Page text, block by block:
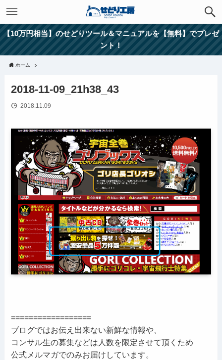
【10万円相当】のせどりツール＆マニュアルを【無料】でプレゼ
ント！
ホーム
2018-11-09_21h38_43
2018.11.09
==================
ブログではお伝え出来ない新鮮な情報や、
コンサル生の募集などは人数を限定させて頂くため
公式メルマガでのみお届けしています。